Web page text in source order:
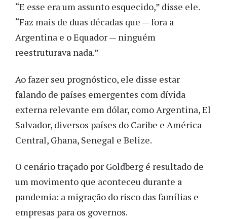
“E esse era um assunto esquecido,” disse ele.
“Faz mais de duas décadas que — fora a
Argentina e o Equador — ninguém
reestruturava nada.”
Ao fazer seu prognóstico, ele disse estar
falando de países emergentes com dívida
externa relevante em dólar, como Argentina, El
Salvador, diversos países do Caribe e América
Central, Ghana, Senegal e Belize.
O cenário traçado por Goldberg é resultado de
um movimento que aconteceu durante a
pandemia: a migração do risco das famílias e
empresas para os governos.